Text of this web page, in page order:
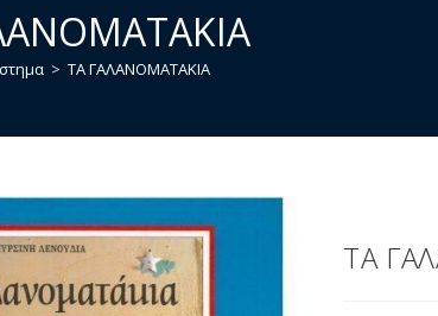
> ΤΑ ΓΑΛΑΝΟΜΑΤΑΚΙΑ
ΤΑ